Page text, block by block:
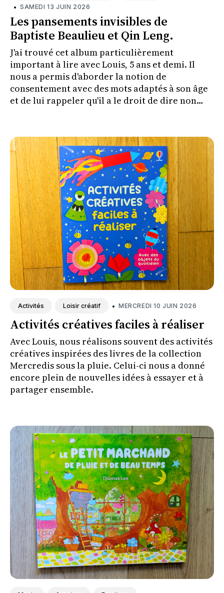
• SAMEDI 13 JUIN 2026
Les pansements invisibles de
Baptiste Beaulieu et Qin Leng.
J'ai trouvé cet album particulièrement
important à lire avec Louis, 5 ans et demi. Il
nous a permis d'aborder la notion de
consentement avec des mots adaptés à son âge
et de lui rappeler qu'il a le droit de dire non
Activités Loisir créatif • MERCREDI 10 JUIN 2026
Activités créatives faciles à réaliser
Avec Louis, nous réalisons souvent des activités
créatives inspirées des livres de la collection
Mercredis sous la pluie. Celui-ci nous a donné
encore plein de nouvelles idées à essayer et à
partager ensemble.